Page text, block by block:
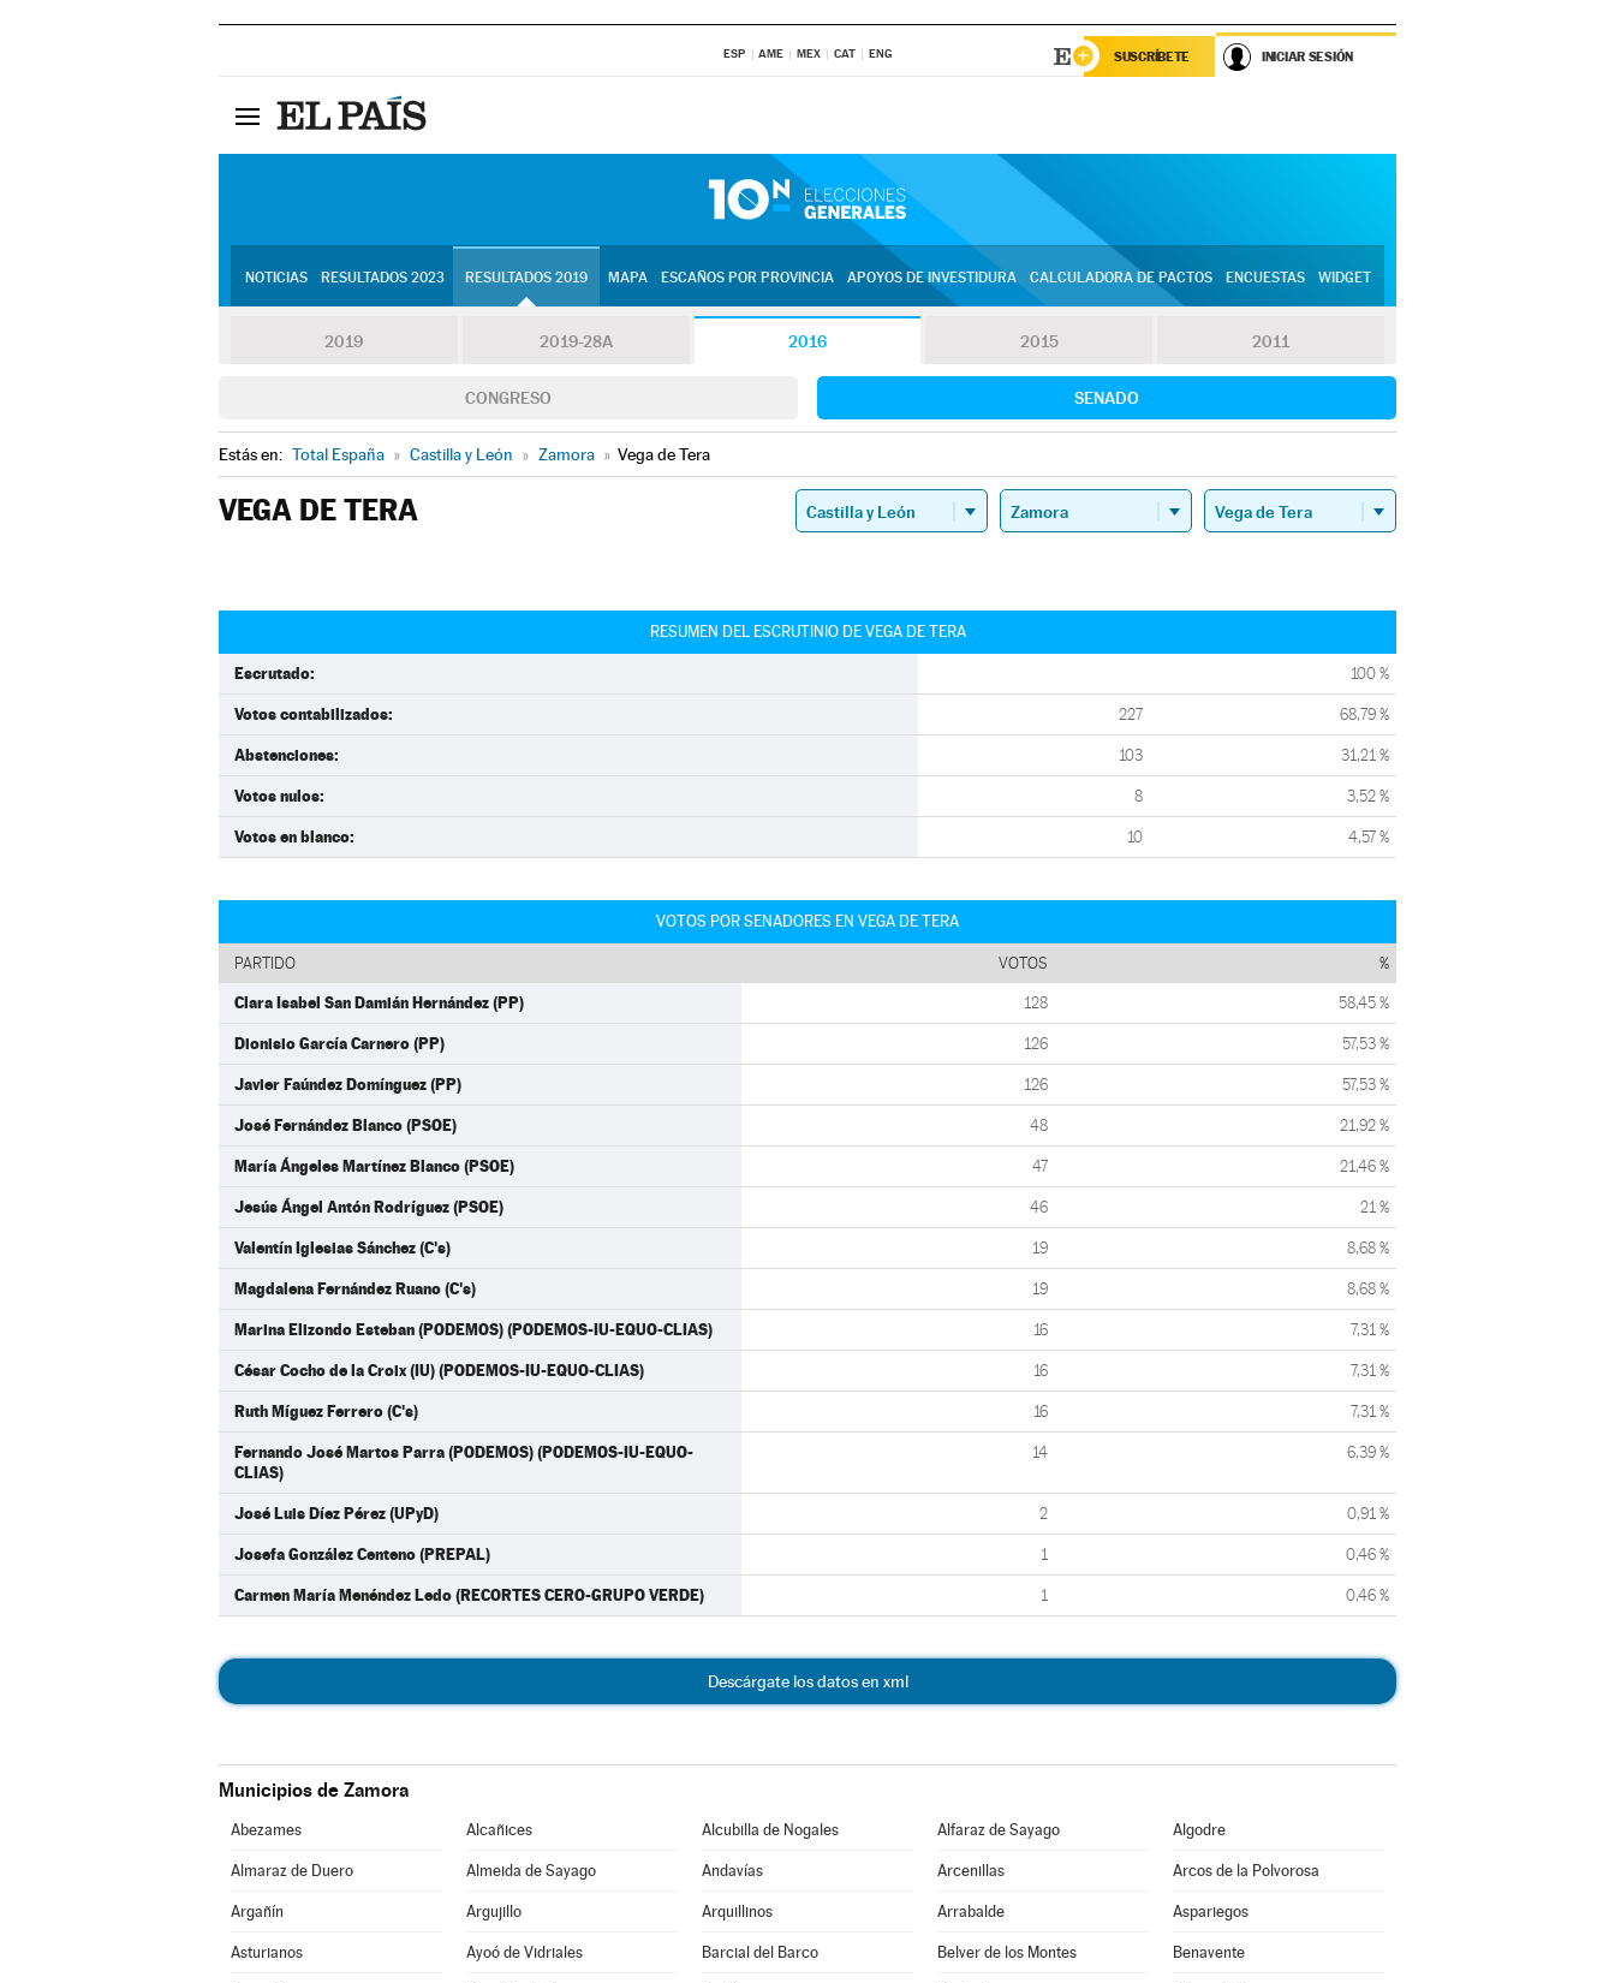
ESP AME MEX CAT ENG SUSCRÍBETE INICIAR SESIÓN
NOTICIAS RESULTADOS 2023 RESULTADOS 2019 MAPA ESCAÑOS POR PROVINCIA APOYOS DE INVESTIDURA CALCULADORA DE PACTOS ENCUESTAS WIDGET
2019 2019-28A 2016 2015 2011
CONGRESO SENADO
Estás en: Total España » Castilla y León » Zamora » Vega de Tera
VEGA DE TERA
RESUMEN DEL ESCRUTINIO DE VEGA DE TERA
Escrutado: 100 %
Votos contabilizados: 227 68,79 %
Abstenciones: 103 31,21 %
Votos nulos: 8 3,52 %
Votos en blanco: 10 4,57 %
VOTOS POR SENADORES EN VEGA DE TERA
PARTIDO VOTOS %
Clara Isabel San Damián Hernández (PP) 128 58,45 %
Dionisio García Carnero (PP) 126 57,53 %
Javier Faúndez Domínguez (PP) 126 57,53 %
José Fernández Blanco (PSOE) 48 21,92 %
María Ángeles Martínez Blanco (PSOE) 47 21,46 %
Jesús Ángel Antón Rodríguez (PSOE) 46 21 %
Valentín Iglesias Sánchez (C's) 19 8,68 %
Magdalena Fernández Ruano (C's) 19 8,68 %
Marina Elizondo Esteban (PODEMOS) (PODEMOS-IU-EQUO-CLIAS) 16 7,31 %
César Cocho de la Croix (IU) (PODEMOS-IU-EQUO-CLIAS) 16 7,31 %
Ruth Míguez Ferrero (C's) 16 7,31 %
Fernando José Martos Parra (PODEMOS) (PODEMOS-IU-EQUO-
CLIAS)
14 6,39 %
José Luis Díez Pérez (UPyD) 2 0,91 %
Josefa González Centeno (PREPAL) 1 0,46 %
Carmen María Menéndez Ledo (RECORTES CERO-GRUPO VERDE) 1 0,46 %
Descárgate los datos en xml
Municipios de Zamora
Abezames Alcañices Alcubilla de Nogales Alfaraz de Sayago Algodre
Almaraz de Duero Almeida de Sayago Andavías Arcenillas Arcos de la Polvorosa
Argañín Argujillo Arquillinos Arrabalde Aspariegos
Asturianos Ayoó de Vidriales Barcial del Barco Belver de los Montes Benavente